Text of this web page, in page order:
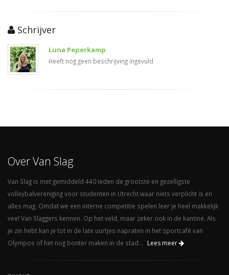
Schrijver
Luna Peperkamp
Heeft nog geen beschrijving ingevuld
Over Van Slag
Van Slag is met gemiddeld 440 leden de grootste en gezelligste
volleybalvereniging voor studenten in Utrecht waar niets verplicht is en
alles mag. Omdat we een interne competitie spelen leer je heel makkelijk
veel Van Slaggers kennen. Op het veld, maar zeker ook in de kantine. Als
je zin hebt kan je tot in de late uurtjes napraten in het sportcafé van
Olympos of het nog bonter maken in de stad...
Lees meer